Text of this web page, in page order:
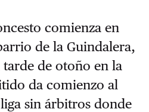
comienza en
de la Guindalera,
de otoño en la
da comienzo al
sin árbitros donde